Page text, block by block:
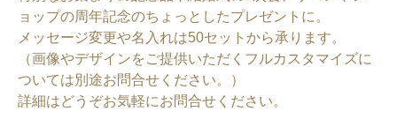
ョップの周年記念のちょっとしたプレゼントに。
メッセージ変更や名入れは50セットから承ります。
（画像やデザインをご提供いただくフルカスタマイズに
ついては別途お問合せください。）
詳細はどうぞお気軽にお問合せください。